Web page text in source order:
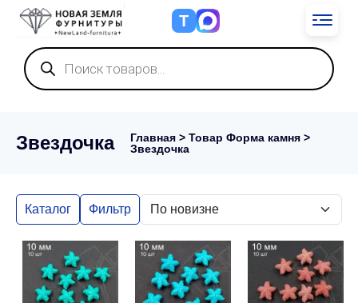
Т
Поиск
товаров
Главная > Товар Форма камня >
Звездочка
Звездочка
Каталог Фильтр